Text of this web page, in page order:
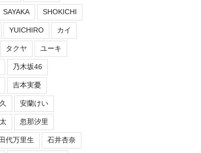
SAYAKA SHOKICHI
YUICHIRO カイ
タクヤ ユーキ
乃木坂46
吉本実憂
安蘭けい
忽那汐里
田代万里生 石井杏奈